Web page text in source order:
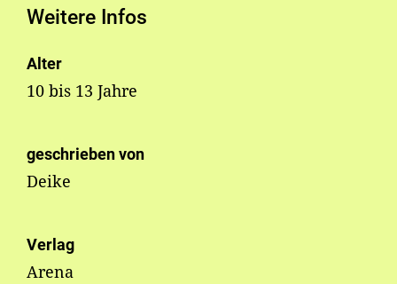
Weitere Infos
Alter
10 bis 13 Jahre
geschrieben von
Deike
Verlag
Arena